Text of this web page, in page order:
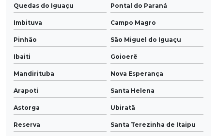
Quedas do Iguaçu Pontal do Paraná
Imbituva Campo Magro
Pinhão São Miguel do Iguaçu
Ibaiti Goioerê
Mandirituba Nova Esperança
Arapoti Santa Helena
Astorga Ubiratã
Reserva Santa Terezinha de Itaipu